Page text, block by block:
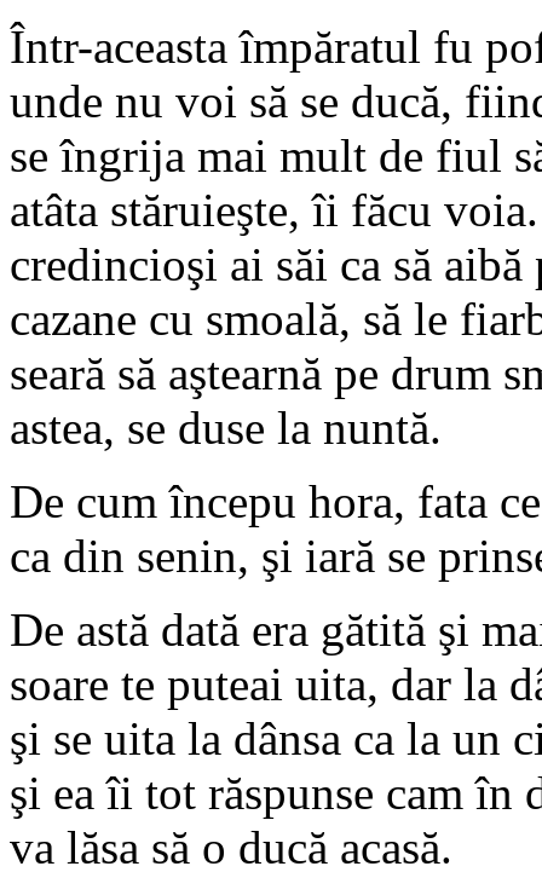
Într-aceasta împăratul fu
unde nu voi să se ducă,
se îngrija mai mult de fiul
atâta stăruieşte, îi făcu
credincioşi ai săi ca să
cazane cu smoală, să le
seară să aştearnă pe drum
astea, se duse la nuntă.
De cum începu hora, fata
ca din senin, şi iară se
De astă dată era gătită şi
soare te puteai uita, dar la
şi se uita la dânsa ca la un
şi ea îi tot răspunse cam în
va lăsa să o ducă acasă.